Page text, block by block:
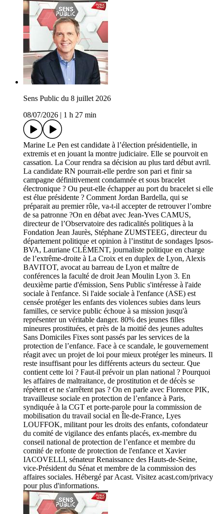
Sens Public du 8 juillet 2026
08/07/2026
1 h 27 min
Marine Le Pen est candidate à l’élection présidentielle, in
extremis et en jouant la montre judiciaire. Elle se pourvoit en
cassation. La Cour rendra sa décision au plus tard début avril.
La candidate RN pourrait-elle perdre son pari et finir sa
campagne définitivement condamnée et sous bracelet
électronique ? Ou peut-elle échapper au port du bracelet si elle
est élue présidente ? Comment Jordan Bardella, qui se
préparait au premier rôle, va-t-il accepter de retrouver l’ombre
de sa patronne ?On en débat avec Jean-Yves CAMUS,
directeur de l’Observatoire des radicalités politiques à la
Fondation Jean Jaurès, Stéphane ZUMSTEEG, directeur du
département politique et opinion à l’institut de sondages Ipsos-
BVA, Lauriane CLÉMENT, journaliste politique en charge
de l’extrême-droite à La Croix et en duplex de Lyon, Alexis
BAVITOT, avocat au barreau de Lyon et maître de
conférences la faculté de droit Jean Moulin Lyon 3. En
deuxième partie d'émission, Sens Public s'intéresse à l'aide
sociale à l'enfance. Si l'aide sociale à l'enfance (ASE) est
censée protéger les enfants des violences subies dans leurs
familles, ce service public échoue à sa mission jusqu'à
représenter un véritable danger. 80% des jeunes filles
mineures prostituées, et près de la moitié des jeunes adultes
Sans Domiciles Fixes sont passés par les services de la
protection de l’enfance. Face à ce scandale, le gouvernement
réagit avec un projet de loi pour mieux protéger les mineurs. Il
reste insuffisant pour les différents acteurs du secteur. Que
contient cette loi ? Faut-il prévoir un plan national ? Pourquoi
les affaires de maltraitance, de prostitution et de décès se
répètent et ne s'arrêtent pas ? On en parle avec Florence PIK,
travailleuse sociale en protection de l’enfance à Paris,
syndiquée à la CGT et porte-parole pour la commission de
mobilisation du travail social en Île-de-France, Lyes
LOUFFOK, militant pour les droits des enfants, cofondateur
du comité de vigilance des enfants placés, ex-membre du
conseil national de protection de l’enfance et membre du
comité de refonte de protection de l'enfance et Xavier
IACOVELLI, sénateur Renaissance des Hauts-de-Seine,
vice-Président du Sénat et membre de la commission des
affaires sociales. Hébergé par Acast. Visitez acast.com/privacy
pour plus d'informations.